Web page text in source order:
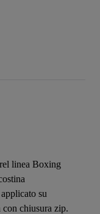
linea Boxing
su
con chiusura zip.